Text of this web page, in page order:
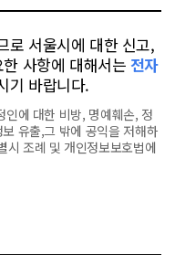
로 서울시에 대한 신고,
사항에 대해서는 전자
기 바랍니다.
에 대한 비방, 명예훼손, 정
유출,그 밖에 공익을 저해하
시 조례 및 개인정보보호법에